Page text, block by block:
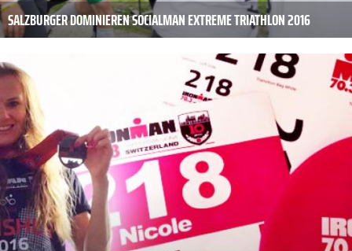
SALZBURGER DOMINIEREN SOCIALMAN EXTREME TRIATHLON 2016